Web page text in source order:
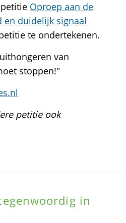
Oproep aan de
en duidelijk signaal
te ondertekenen.
van
stoppen!"
petitie ook
in